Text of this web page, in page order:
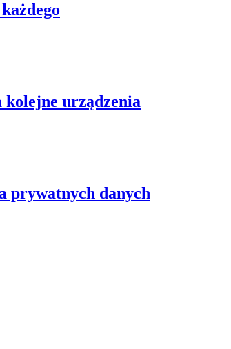
kolejne urządzenia
prywatnych danych